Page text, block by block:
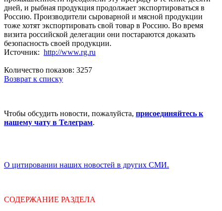
дней, и рыбная продукция продолжает экспортироваться в
Россию. Производители сыроварной и мясной продукции
тоже хотят экспортировать свой товар в Россию. Во время
визита российской делегации они постараются доказать
безопасность своей продукции.
Источник: http://www.rg.ru
Количество показов: 3257
Возврат к списку
Чтобы обсудить новости, пожалуйста, присоединяйтесь к
нашему чату в Телеграм.
О цитировании наших новостей в других СМИ.
СОДЕРЖАНИЕ РАЗДЕЛА